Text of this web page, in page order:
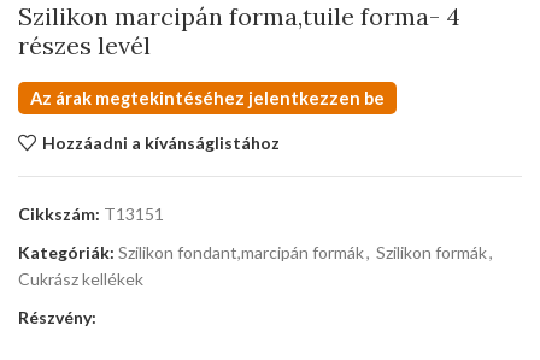
Szilikon marcipán forma,tuile forma- 4
részes levél
Az árak megtekintéséhez jelentkezzen be
Hozzáadni a kívánságlistához
Cikkszám: T13151
Kategóriák: Szilikon fondant,marcipán formák, Szilikon formák,
Cukrász kellékek
Részvény: